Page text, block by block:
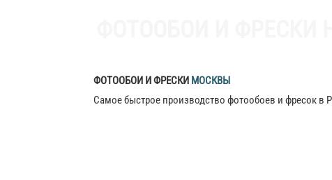
ФОТООБОИ И ФРЕСКИ МОСКВЫ
Самое быстрое производство фотообоев и фресок в